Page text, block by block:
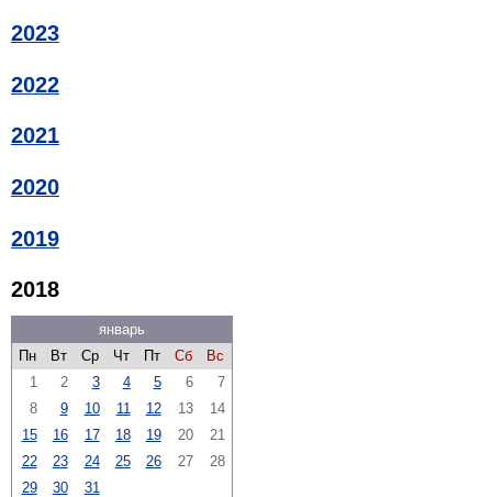
2023
2022
2021
2020
2019
2018
январь
Пн
Вт Ср Чт Пт Сб
Вс
1
2 3 4 5 6
7
8
9 10 11 12 13
14
15
16 17 18 19 20
21
22
23 24 25 26 27
28
29
30 31